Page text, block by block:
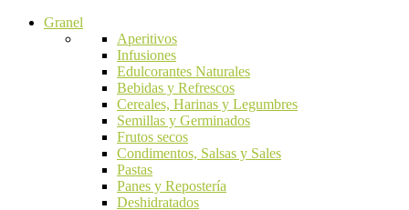
Granel
Aperitivos
Infusiones
Edulcorantes Naturales
Bebidas y Refrescos
Cereales, Harinas y Legumbres
Semillas y Germinados
Frutos secos
Condimentos, Salsas y Sales
Pastas
Panes y Repostería
Deshidratados